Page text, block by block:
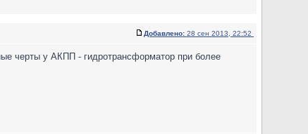
Добавлено: 28 сен 2013, 22:52
черты у АКПП - гидротрансформатор при более